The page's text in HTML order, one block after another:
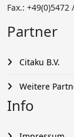
Fax.: +49(0)5472
Partner
Citaku B.V.
Weitere
Info